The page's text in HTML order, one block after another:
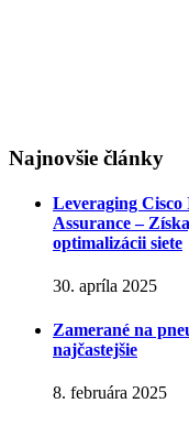
Najnovšie články
Leveraging
Assurance –
optimalizácii siete
30. apríla 2025
Zamerané na
najčastejšie
8. februára 2025